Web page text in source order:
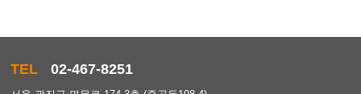
TEL 02-467-8251